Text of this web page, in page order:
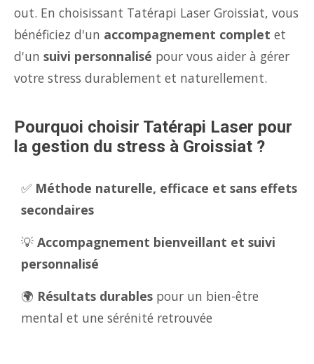
out. En choisissant Tatérapi Laser Groissiat, vous
bénéficiez d'un accompagnement complet et
d'un suivi personnalisé pour vous aider à gérer
votre stress durablement et naturellement.
Pourquoi choisir Tatérapi Laser pour
la gestion du stress à Groissiat ?
✅ Méthode naturelle, efficace et sans effets
secondaires
💡 Accompagnement bienveillant et suivi
personnalisé
🌍 Résultats durables pour un bien-être
mental et une sérénité retrouvée